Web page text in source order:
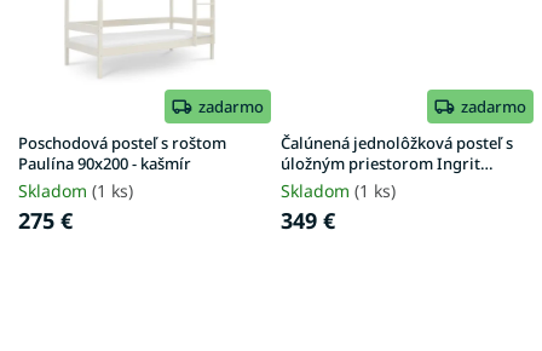
zadarmo
Poschodová posteľ s roštom
Paulína 90x200 - kašmír
Skladom (1 ks)
275 €
zadarmo
Čalúnená jednolôžková posteľ s
úložným priestorom Ingrit
90x200 - ružová
Skladom (1 ks)
349 €